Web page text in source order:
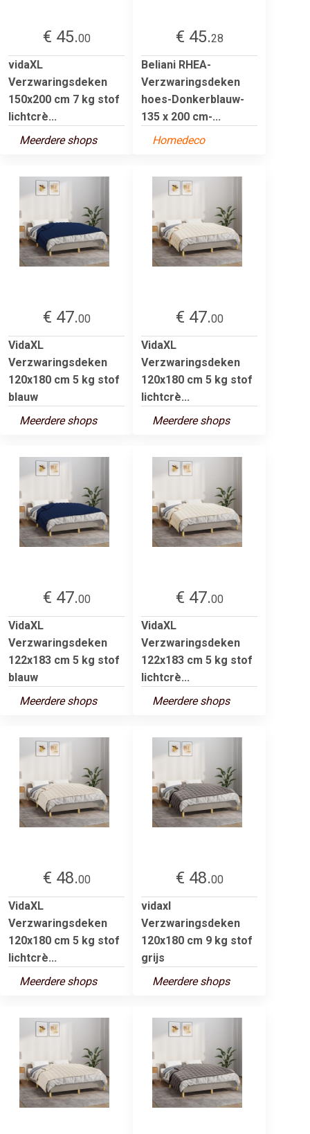
€ 45.00
vidaXL
Verzwaringsdeken
150x200 cm 7 kg stof
lichtcrè...
Meerdere shops
€ 45.28
Beliani RHEA-
Verzwaringsdeken
hoes-Donkerblauw-
135 x 200 cm-...
Homedeco
€ 47.00
VidaXL
Verzwaringsdeken
120x180 cm 5 kg stof
blauw
Meerdere shops
€ 47.00
VidaXL
Verzwaringsdeken
120x180 cm 5 kg stof
lichtcrè...
Meerdere shops
€ 47.00
VidaXL
Verzwaringsdeken
122x183 cm 5 kg stof
blauw
Meerdere shops
€ 47.00
VidaXL
Verzwaringsdeken
122x183 cm 5 kg stof
lichtcrè...
Meerdere shops
€ 48.00
VidaXL
Verzwaringsdeken
120x180 cm 5 kg stof
lichtcrè...
Meerdere shops
€ 48.00
vidaxl
Verzwaringsdeken
120x180 cm 9 kg stof
grijs
Meerdere shops